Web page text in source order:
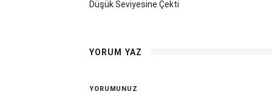
Düşük Seviyesine Çekti
YORUM YAZ
YORUMUNUZ